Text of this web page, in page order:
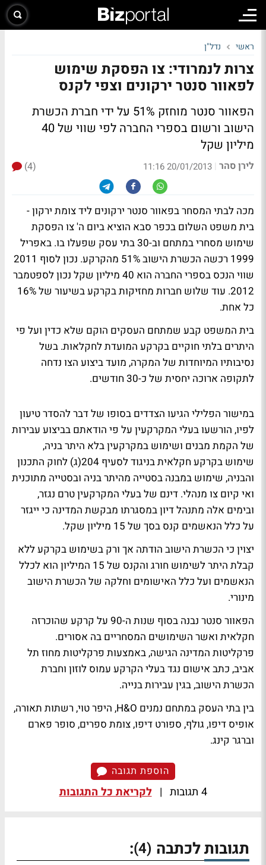
ראשי נדל"ן
צרות לנמרודי: צו הפסקת שימוש
לפאוור סנטר ירקונים וצפי לקנס
הפאוור סנטר מוחזק 51% על ידי חברת הכשרת
הישוב ורשום בספרי החברה לפי שווי של 40
מיליון שקל
לירן סהר |
20/01/2013 11:16
(4)
מכה לבתי המסחר בפאוור סנטר ירקונים ליד צומת ירקון -
בית משפט השלום בכפר סבא הוציא ביום ה' צו הפסקת
שימוש מסחרי במתחם וב-30 בתי עסק שפעלו בו. באפריל
1999 רכשה הכשרת הישוב 51% מהקרקע. נכון לסוף 2011
שווי הנכס בספרי החברה הוא 40 מיליון שקל נכון לספטמבר
2012. עוד שלוש חברות מחזיקות בקרקע בשיעור של 16%
כל אחת.
בית המשפט קבע שמתחם העסקים הוקם שלא כדין ועל פי
היתרים בלתי חוקיים בקרקע המועדת לחקלאות. בשל
נסיבותיו המיוחדות של המקרה, מועד ביצוע הצו נדחה
לתקופה ארוכה יחסית של כ-30 חודשים.
במישור הפלילי הגיעו הצדדים בסופו של דבר להסדר טיעון
לפיו, הורשעו בעלי המקרקעין על פי הודאתם בביצוע עבירות
של הקמת מבנים ושימוש במקרקעין בלא היתר בניה,
שימוש בקרקע חקלאית בניגוד לסעיף 204(ג) לחוק התכנון
והבניה, שימוש במבנה בסטייה מהיתר בניה ובסטייה מתוכנית
ואי קיום צו מנהלי. דינם של בעלי המקרקעין טרם נגזר,
ובימים אלה מתנהל דיון במסגרתו מבקשת המדינה כי ייגזר
על כלל הנאשמים קנס בסך של 15 מיליון שקל.
יצוין כי הכשרת הישוב הודתה אך ורק בשימוש בקרקע ללא
קבלת היתר לשימוש חורג והקנס של 15 המיליון הוא לכלל
הנאשמים ועל כלל האישומים וחלקה של הכשרת הישוב
מינורי.
הפאוור סנטר נבנה בסוף שנות ה-90 על קרקע שהוכרזה
חקלאית ואשר השימושים המסחריים בה אסורים.
פרקליטות המדינה הגישה, באמצעות פרקליטות מחוז תל
אביב, כתב אישום נגד בעלי הקרקע עמוס לוזון וחברת
הכשרת הישוב, בגין עבירות בנייה.
בין בתי העסק במתחם נמנים H&O, היפר טוי, רשתות תאורה,
אופיס דיפו, גולף, ספורט דיפו, צומת ספרים, סופר פארם
וברגר קינג.
הוספת תגובה
4 תגובות | לקריאת כל התגובות
תגובות לכתבה (4)
: